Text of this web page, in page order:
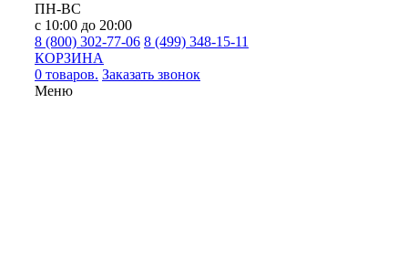
ПН-ВС
с 10:00 до 20:00
8 (800) 302-77-06 8 (499) 348-15-11
КОРЗИНА
0 товаров. Заказать звонок
Меню